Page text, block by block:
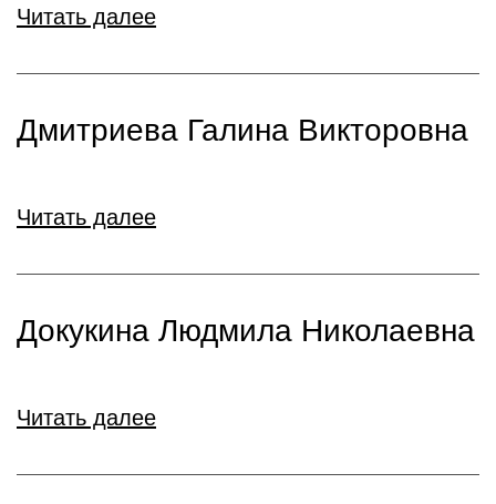
Читать далее
Дмитриева Галина Викторовна
Читать далее
Докукина Людмила Николаевна
Читать далее